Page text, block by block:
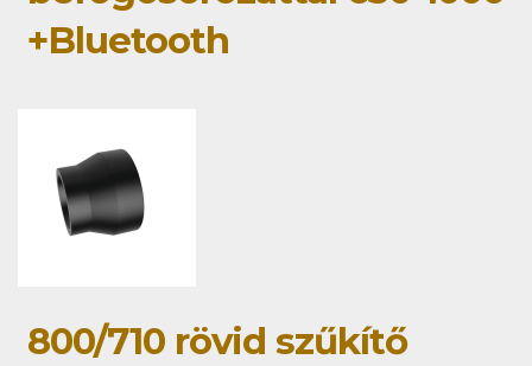
+Bluetooth
800/710 rövid szűkítő